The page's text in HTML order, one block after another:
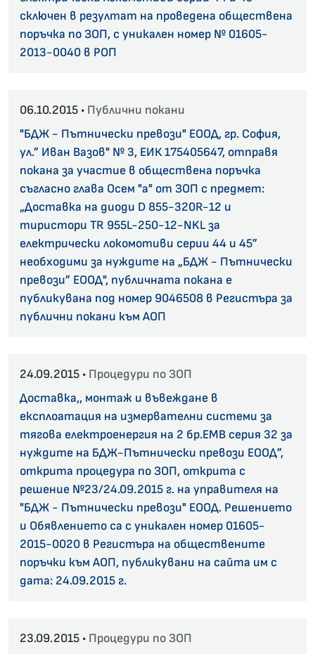
сключен в резултат на проведена обществена
поръчка по ЗОП, с уникален номер № 01605-
2013-0040 в РОП
06.10.2015 • Публични покани
"БДЖ - Пътнически превози" ЕООД, гр. София,
ул.” Иван Вазов" № 3, ЕИК 175405647, отправя
покана за участие в обществена поръчка
съгласно глава Осем "а" от ЗОП с предмет:
„Доставка на диоди D 855-320R-12 и
тиристори TR 955L-250-12-NKL за
електрически локомотиви серии 44 и 45”
необходими за нуждите на „БДЖ - Пътнически
превози” ЕООД", публичната покана е
публикувана под номер 9046508 в Регистъра за
публични покани към АОП
24.09.2015 • Процедури по ЗОП
Доставка,, монтаж и въвеждане в
експлоатация на измервателни системи за
тягова електроенергия на 2 бр.ЕМВ серия 32 за
нуждите на БДЖ-Пътнически превози ЕООД”,
открита процедура по ЗОП, открита с
решение №23/24.09.2015 г. на управителя на
"БДЖ - Пътнически превози" ЕООД. Решението
и Обявлението са с уникален номер 01605-
2015-0020 в Регистъра на обществените
поръчки към АОП, публикувани на сайта им с
дата: 24.09.2015 г.
23.09.2015 • Процедури по ЗОП